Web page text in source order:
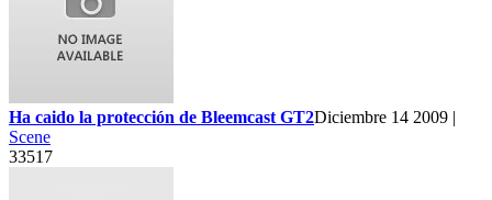
Ha caido la protección de Bleemcast GT2Diciembre 14 2009 |
Scene
33517